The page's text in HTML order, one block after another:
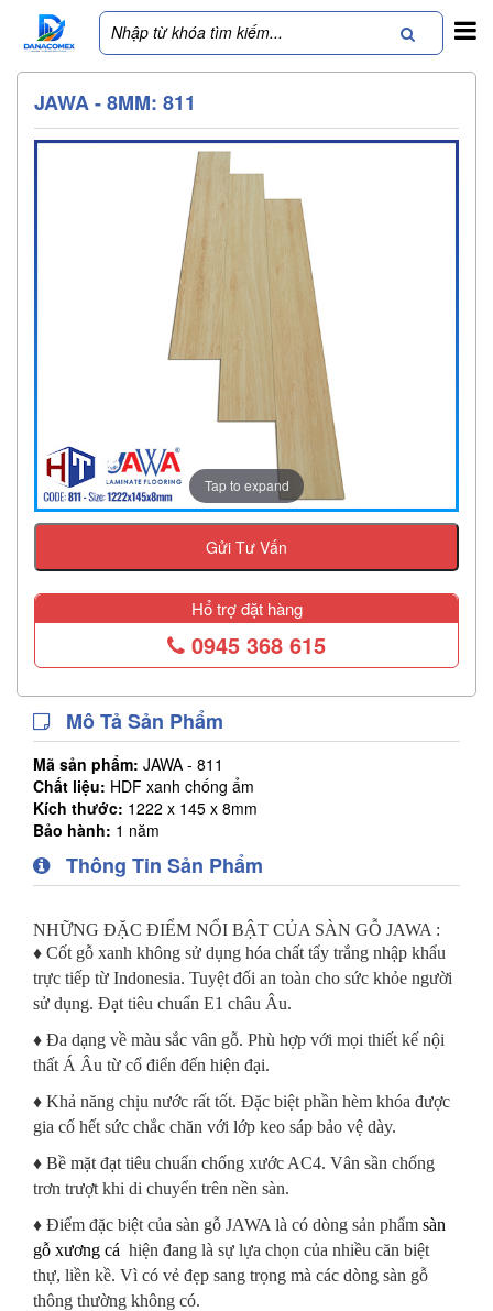
JAWA - 8MM: 811
Tap to expand
Gửi Tư Vấn
Hổ trợ đặt hàng
0945 368 615
Mô Tả Sản Phẩm
Mã sản phẩm: JAWA - 811
Chất liệu: HDF xanh chống ẩm
Kích thước: 1222 x 145 x 8mm
Bảo hành: 1 năm
Thông Tin Sản Phẩm
NHỮNG ĐẶC ĐIỂM NỔI BẬT CỦA SÀN GỖ JAWA :
♦ Cốt gỗ xanh không sử dụng hóa chất tẩy trắng nhập khẩu
trực tiếp từ Indonesia. Tuyệt đối an toàn cho sức khỏe người
sử dụng. Đạt tiêu chuẩn E1 châu Âu.
♦ Đa dạng về màu sắc vân gỗ. Phù hợp với mọi thiết kế nội
thất Á Âu từ cổ điển đến hiện đại.
♦ Khả năng chịu nước rất tốt. Đặc biệt phần hèm khóa được
gia cố hết sức chắc chăn với lớp keo sáp bảo vệ dày.
♦ Bề mặt đạt tiêu chuẩn chống xước AC4. Vân sần chống
trơn trượt khi di chuyển trên nền sàn.
♦ Điểm đặc biệt của sàn gỗ JAWA là có dòng sản phẩm sàn
gỗ xương cá hiện đang là sự lựa chọn của nhiều căn biệt
thự, liền kề. Vì có vẻ đẹp sang trọng mà các dòng sàn gỗ
thông thường không có.